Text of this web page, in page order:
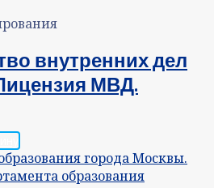
внутренних дел
МВД.